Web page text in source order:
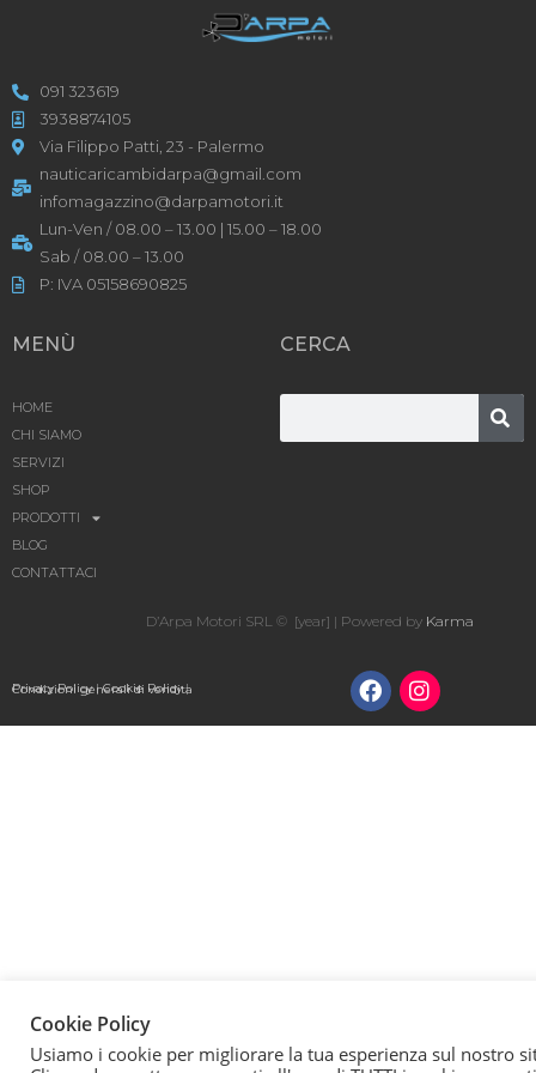
091 323619
3938874105
Via Filippo Patti, 23 - Palermo
nauticaricambidarpa@gmail.com
infomagazzino@darpamotori.it
Lun-Ven / 08.00 – 13.00 | 15.00 – 18.00
Sab / 08.00 – 13.00
P: IVA 05158690825
MENÙ
HOME
CHI SIAMO
SERVIZI
SHOP
PRODOTTI
BLOG
CONTATTACI
CERCA
D’Arpa Motori SRL © [year] | Powered by Karma
Privacy Policy|Cookie Policy|
Condizioni generali di vendita
Cookie Policy
Usiamo i cookie per migliorare la tua esperienza sul nostro